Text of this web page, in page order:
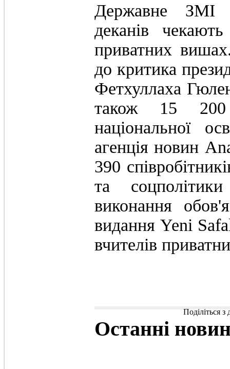
Державне ЗМІ
деканів
приватних
до критика
Фетхуллаха
також 15 200
національної
агенція новин
390
та
виконання
видання Yeni
вчителів
Поділіться
Останні